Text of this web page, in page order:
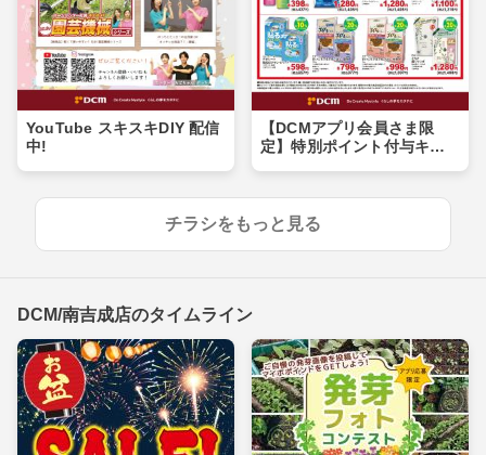
YouTube スキスキDIY 配信
中!
【DCMアプリ会員さま限
定】特別ポイント付与キャ
チラシをもっと見る
DCM/南吉成店のタイムライン